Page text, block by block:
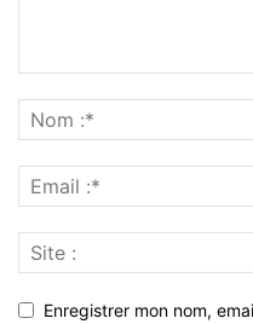
Enregistrer mon nom,